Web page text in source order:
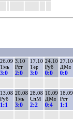
26.09
Тмь
3:0
3.10
Рст
2:0
17.10
Тер
3:0
24.10
Руб
0:0
27.10
ДМо
0:0
13.08
Руб
1:1
20.08
Тмь
3:0
28.08
СпМ
2:2
10.09
ДМо
0:4
18.09
Рст
1:1